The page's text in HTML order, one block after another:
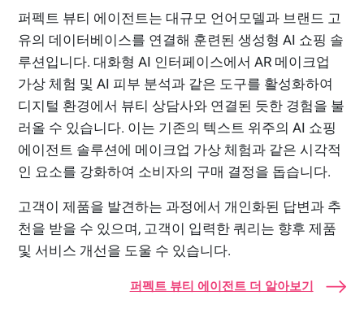
퍼펙트 뷰티 에이전트는 대규모 언어모델과 브랜드 고
유의 데이터베이스를 연결해 훈련된 생성형 AI 쇼핑 솔
루션입니다. 대화형 AI 인터페이스에서 AR 메이크업
가상 체험 및 AI 피부 분석과 같은 도구를 활성화하여
디지털 환경에서 뷰티 상담사와 연결된 듯한 경험을 불
러올 수 있습니다. 이는 기존의 텍스트 위주의 AI 쇼핑
에이전트 솔루션에 메이크업 가상 체험과 같은 시각적
인 요소를 강화하여 소비자의 구매 결정을 돕습니다.
고객이 제품을 발견하는 과정에서 개인화된 답변과 추
천을 받을 수 있으며, 고객이 입력한 쿼리는 향후 제품
및 서비스 개선을 도울 수 있습니다.
퍼펙트 뷰티 에이전트 더 알아보기